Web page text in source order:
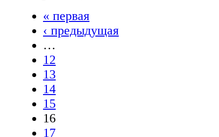
« первая
‹ предыдущая
…
12
13
14
15
16
17